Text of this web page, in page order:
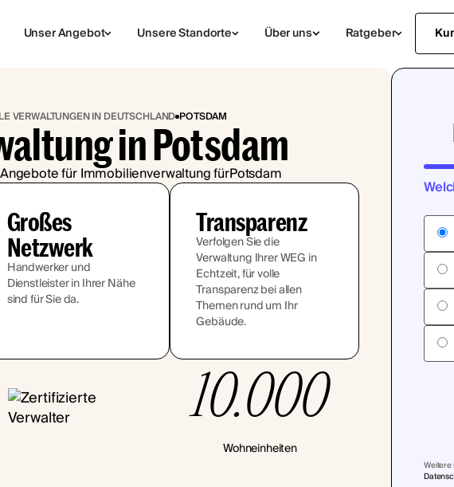
Unser Angebot Unsere Standorte Über uns Ratgeber
VERWALTUNGEN IN DEUTSCHLAND POTSDAM
in Potsdam
für Immobilienverwaltung fürPotsdam
Großes
Netzwerk
Handwerker und
Dienstleister in Ihrer Nähe
sind für Sie da.
Transparenz
Verfolgen Sie die
Verwaltung Ihrer WEG in
Echtzeit, für volle
Transparenz bei allen
Themen rund um Ihr
Gebäude.
10.000
Wohneinheiten
Weitere